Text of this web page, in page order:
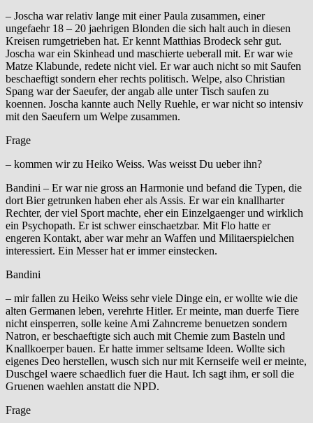
– Joscha war relativ lange mit einer Paula zusammen, einer
ungefaehr 18 – 20 jaehrigen Blonden die sich halt auch in diesen
Kreisen rumgetrieben hat. Er kennt Matthias Brodeck sehr gut.
Joscha war ein Skinhead und maschierte ueberall mit. Er war wie
Matze Klabunde, redete nicht viel. Er war auch nicht so mit Saufen
beschaeftigt sondern eher rechts politisch. Welpe, also Christian
Spang war der Saeufer, der angab alle unter Tisch saufen zu
koennen. Joscha kannte auch Nelly Ruehle, er war nicht so intensiv
mit den Saeufern um Welpe zusammen.
Frage
– kommen wir zu Heiko Weiss. Was weisst Du ueber ihn?
Bandini – Er war nie gross an Harmonie und befand die Typen, die
dort Bier getrunken haben eher als Assis. Er war ein knallharter
Rechter, der viel Sport machte, eher ein Einzelgaenger und wirklich
ein Psychopath. Er ist schwer einschaetzbar. Mit Flo hatte er
engeren Kontakt, aber war mehr an Waffen und Militaerspielchen
interessiert. Ein Messer hat er immer einstecken.
Bandini
– mir fallen zu Heiko Weiss sehr viele Dinge ein, er wollte wie die
alten Germanen leben, verehrte Hitler. Er meinte, man duerfe Tiere
nicht einsperren, solle keine Ami Zahncreme benuetzen sondern
Natron, er beschaeftigte sich auch mit Chemie zum Basteln und
Knallkoerper bauen. Er hatte immer seltsame Ideen. Wollte sich
eigenes Deo herstellen, wusch sich nur mit Kernseife weil er meinte,
Duschgel waere schaedlich fuer die Haut. Ich sagt ihm, er soll die
Gruenen waehlen anstatt die NPD.
Frage